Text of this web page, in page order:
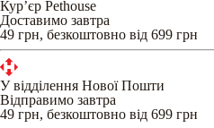
Кур’єр Pethouse
Доставимо завтра
49 грн, безкоштовно від 699 грн
У відділення Нової Пошти
Відправимо завтра
49 грн, безкоштовно від 699 грн